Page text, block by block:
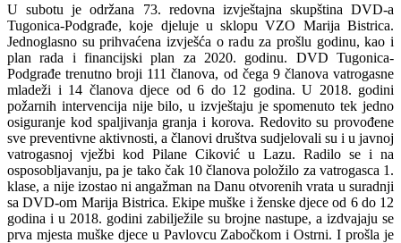
U subotu je održana 73. redovna izvještajna skupština DVD-a
Tugonica-Podgrađe, koje djeluje u sklopu VZO Marija Bistrica.
Jednoglasno su prihvaćena izvješća o radu za prošlu godinu, kao i
plan rada i financijski plan za 2020. godinu. DVD Tugonica-
Podgrađe trenutno broji 111 članova, od čega 9 članova vatrogasne
mladeži i 14 članova djece od 6 do 12 godina. U 2018. godini
požarnih intervencija nije bilo, u izvještaju je spomenuto tek jedno
osiguranje kod spaljivanja granja i korova. Redovito su provođene
sve preventivne aktivnosti, a članovi društva sudjelovali su i u javnoj
vatrogasnoj vježbi kod Pilane Ciković u Lazu. Radilo se i na
osposobljavanju, pa je tako čak 10 članova položilo za vatrogasca 1.
klase, a nije izostao ni angažman na Danu otvorenih vrata u suradnji
sa DVD-om Marija Bistrica. Ekipe muške i ženske djece od 6 do 12
godina i u 2018. godini zabilježile su brojne nastupe, a izdvajaju se
prva mjesta muške djece u Pavlovcu Zabočkom i Ostrni. I prošla je